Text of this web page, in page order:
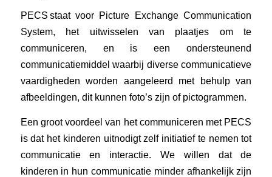
PECS staat voor Picture Exchange Communication
System, het uitwisselen van plaatjes om te
communiceren, en is een ondersteunend
communicatiemiddel waarbij diverse communicatieve
vaardigheden worden aangeleerd met behulp van
afbeeldingen, dit kunnen foto’s zijn of pictogrammen.
Een groot voordeel van het communiceren met PECS
is dat het kinderen uitnodigt zelf initiatief te nemen tot
communicatie en interactie. We willen dat de
kinderen in hun communicatie minder afhankelijk zijn